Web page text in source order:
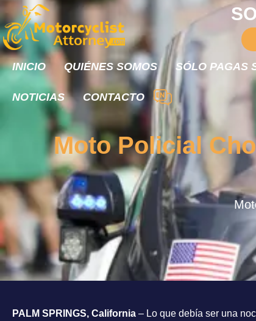
INICIO QUIÉNES SOMOS SÓLO PAGAS
NOTICIAS CONTACTO
Moto Policial
PALM SPRINGS, California – Lo que debía ser una